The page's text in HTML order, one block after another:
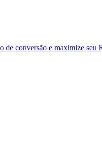
conversão e maximize seu